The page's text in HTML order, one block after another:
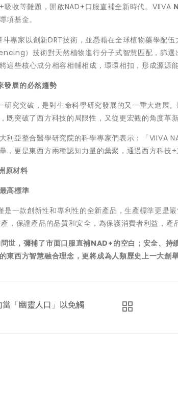
吸收等難題，開啟NAD+口服直補全新時代。VIIVA
項基金。
專家以創新DRT技術，並憑藉在全球植物藥學配
）技術對天然植物進行分子式智慧匹配，篩選
將這些核心成分相容相輔相成，環環相扣，形成源源
發展的必然趨勢
研究突破，是對生命科學研究發展的又一重大進展
既突破了西方科技的局限性，又從更宏觀的角度革新
利亞整合醫學研究院的科學專家們表示：
「VIIVA
，更是東西方兩種認知力量的彙聚，通過西方科技
原材料
高標準
是一款創新性和專利性的全新產品，生產標準更是
，保證產品的品質和安全，為保護消費者利益，產
世，彌補了市面口服直補NAD+的空白；安全、持
東西方智慧融合理念，更將成為人類歷史上一大創
「幽靈人口」以免觸